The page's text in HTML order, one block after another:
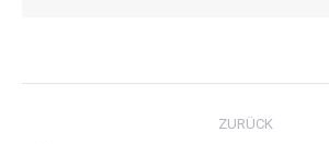
ZURÜCK